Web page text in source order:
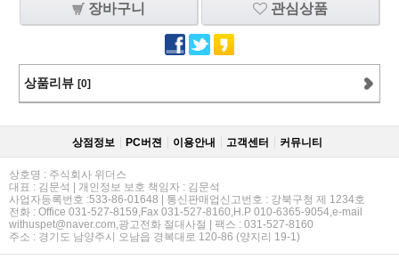
장바구니 관심상품
상품리뷰 [0]
상점정보 PC버젼 이용안내 고객센터 커뮤니티
상호명 : 주식회사 위더스
대표 : 김문석 | 개인정보 보호 책임자 : 김문석
사업자등록번호 :533-86-01648 | 통신판매업신고번호 : 강북구청 제 1234호
전화 : Office 031-527-8159,Fax 031-527-8160,H.P 010-6365-9054,e-mail
withuspet@naver.com,광고전화 절대사절 | 팩스 : 031-527-8160
주소 : 경기도 남양주시 오남읍 경복대로 120-86 (양지리 19-1)